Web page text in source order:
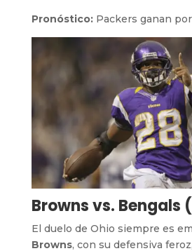
Pronóstico:Packers ganan
Browns vs. Bengals
El duelo de Ohio siempre es
Browns, con su defensiva